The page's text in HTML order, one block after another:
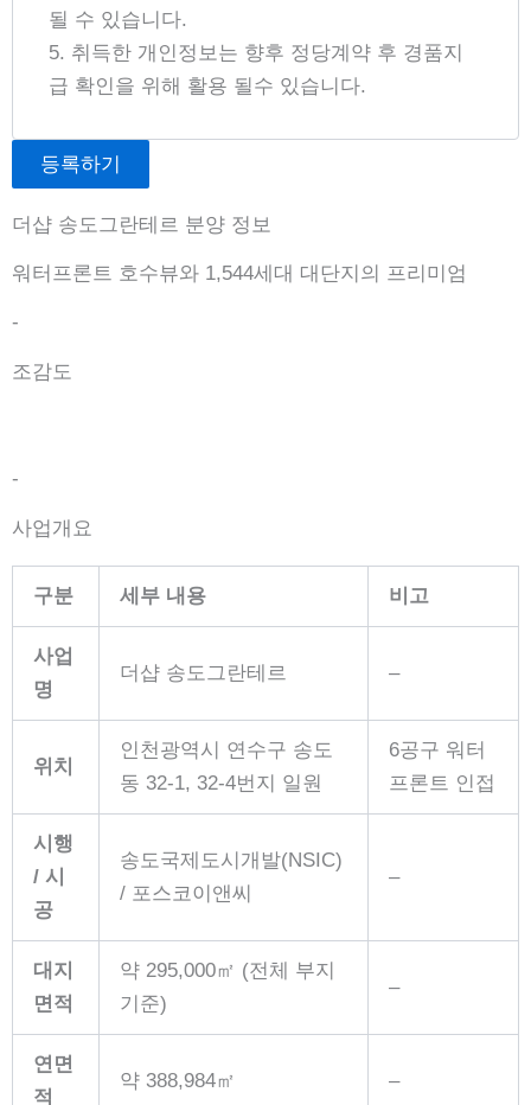
될 수 있습니다.
5. 취득한 개인정보는 향후 정당계약 후 경품지
급 확인을 위해 활용 될수 있습니다.
등록하기
더샵 송도그란테르 분양 정보
워터프론트 호수뷰와 1,544세대 대단지의 프리미엄
-
조감도
-
사업개요
구분 세부 내용 비고
사업
명
더샵 송도그란테르 –
위치
인천광역시 연수구 송도
동 32-1, 32-4번지 일원
6공구 워터
프론트 인접
시행
/ 시
공
송도국제도시개발(NSIC)
/ 포스코이앤씨
–
대지
면적
약 295,000㎡ (전체 부지
기준)
–
연면
적
약 388,984㎡ –